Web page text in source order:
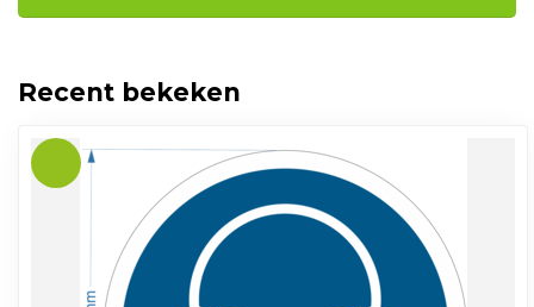
Recent bekeken